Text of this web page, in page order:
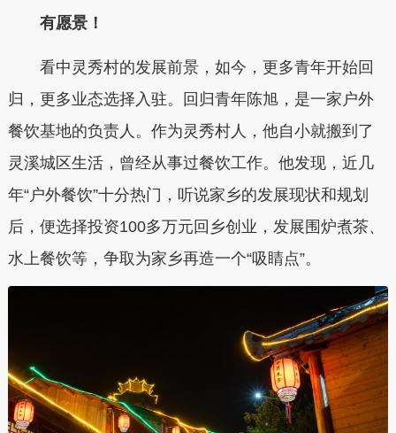
有愿景！
看中灵秀村的发展前景，如今，更多青年开始回
归，更多业态选择入驻。回归青年陈旭，是一家户外
餐饮基地的负责人。作为灵秀村人，他自小就搬到了
灵溪城区生活，曾经从事过餐饮工作。他发现，近几
年“户外餐饮”十分热门，听说家乡的发展现状和规划
后，便选择投资100多万元回乡创业，发展围炉煮茶、
水上餐饮等，争取为家乡再造一个“吸睛点”。